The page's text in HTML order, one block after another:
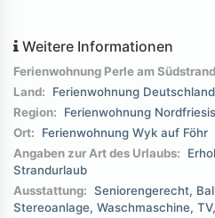
Weitere Informationen
Ferienwohnung Perle am
Land:
Ferienwohnung Deutschland
Region:
Ferienwohnung
Ort:
Ferienwohnung Wyk auf Föhr
Angaben zur Art des Urlaubs:
Strandurlaub
Ausstattung: Seniorengerecht
Stereoanlage Waschmaschine TV